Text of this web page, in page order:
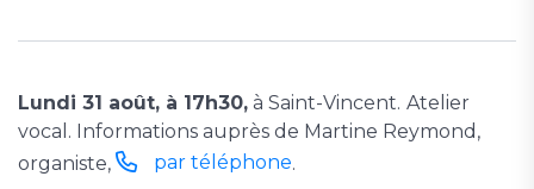
Lundi 31 août, à 17h30, à Saint-Vincent. Atelier
vocal. Informations auprès de Martine Reymond,
organiste,
par téléphone.